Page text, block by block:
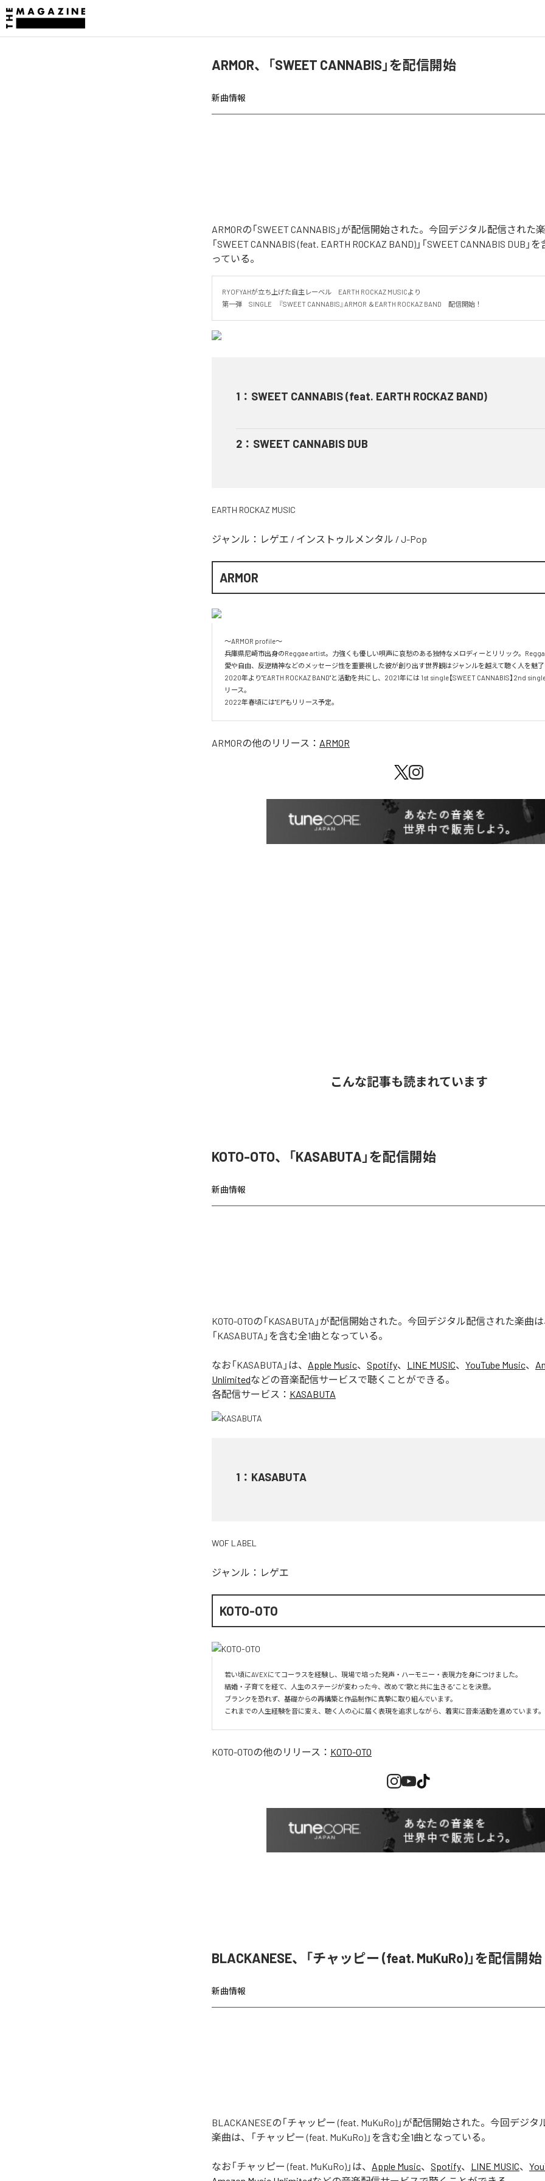
ARMOR、「SWEET CANNABIS」を配信開始
新曲情報
ARMORの「SWEET CANNABIS」が配信開始された。今回デジタル配信された楽
「SWEET CANNABIS (feat. EARTH ROCKAZ BAND)」「SWEET CANNABIS DUB」
っている。
RYOFYAHが立ち上げた自主レーベル　EARTH ROCKAZ MUSICより
第一弾　SINGLE　『SWEET CANNABIS』ARMOR ＆EARTH ROCKAZ BAND　配信開始！
1 ： SWEET CANNABIS (feat. EARTH ROCKAZ BAND)
2 ： SWEET CANNABIS DUB
EARTH ROCKAZ MUSIC
ジャンル： レゲエ / インストゥルメンタル / J-Pop
ARMOR
〜ARMOR profile〜
兵庫県尼崎市出身のReggae artist。力強くも優しい唄声に哀愁のある独特なメロディーとリリック。
愛や自由、反逆精神などのメッセージ性を重要視した彼が創り出す世界観はジャンルを越えて聴く人を魅了
2020年より"EARTH ROCKAZ BAND"と活動を共にし、2021年には 1st single【SWEET CANNABIS】2nd single
リース。
2022年春頃には"EP"もリリース予定。
ARMORの他のリリース： ARMOR
こんな記事も読まれています
KOTO-OTO、「KASABUTA」を配信開始
新曲情報
KOTO-OTOの「KASABUTA」が配信開始された。今回デジタル配信された楽曲は
「KASABUTA」を含む全1曲となっている。
なお「KASABUTA 」は、 Apple Music、 Spotify、 LINE MUSIC、 YouTube Music、
Unlimitedなどの音楽配信サービスで聴くことができる。
各配信サービス： KASABUTA
1 ： KASABUTA
WOF LABEL
ジャンル： レゲエ
KOTO-OTO
若い頃にAVEXにてコーラスを経験し、現場で培った発声・ハーモニー・表現力を身につけました。
結婚・子育てを経て、人生のステージが変わった今、改めて“歌と共に生きる”ことを決意。
ブランクを恐れず、基礎からの再構築と作品制作に真摯に取り組んでいます。
これまでの人生経験を音に変え、聴く人の心に届く表現を追求しながら、着実に音楽活動を進めています。
KOTO-OTOの他のリリース： KOTO-OTO
BLACKANESE、「チャッピー (feat. MuKuRo)」を配信開始
新曲情報
BLACKANESEの「チャッピー (feat. MuKuRo)」が配信開始された。今回デジタ
楽曲は、「チャッピー (feat. MuKuRo)」を含む全1曲となっている。
なお「チャッピー (feat. MuKuRo) 」は、 Apple Music、 Spotify、 LINE MUSIC、